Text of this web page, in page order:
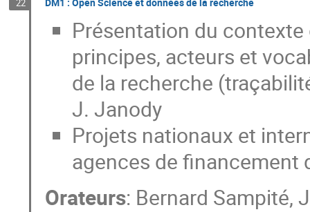
22
Présentation du contexte
principes, acteurs et
de la recherche
J. Janody
Projets nationaux et
agences de financement
Orateurs: Bernard Sampité,